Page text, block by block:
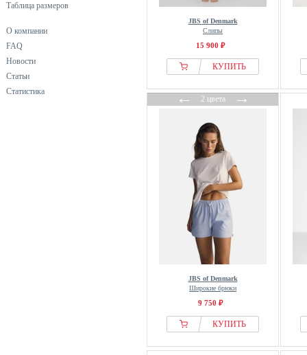
Таблица размеров
О компании
FAQ
Новости
Статьи
Статистика
JBS of Denmark
Слипы
15 900 ₽
КУПИТЬ
←2 цвета→
JBS of Denmark
Широкие брюки
9 750 ₽
КУПИТЬ